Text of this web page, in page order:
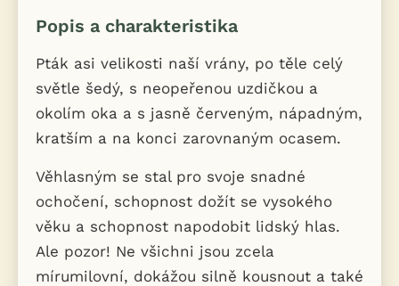
Popis a charakteristika
Pták asi velikosti naší vrány, po těle celý
světle šedý, s neopeřenou uzdičkou a
okolím oka a s jasně červeným, nápadným,
kratším a na konci zarovnaným ocasem.
Věhlasným se stal pro svoje snadné
ochočení, schopnost dožít se vysokého
věku a schopnost napodobit lidský hlas.
Ale pozor! Ne všichni jsou zcela
mírumilovní, dokážou silně kousnout a také